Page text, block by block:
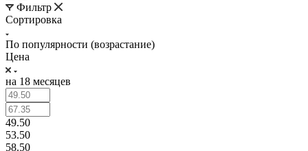
Фильтр
Сортировка
По популярности (возрастание)
Цена
на 18 месяцев
49.50
53.50
58.50